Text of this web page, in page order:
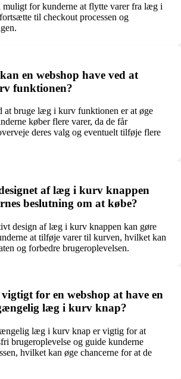
muligt for kunderne at flytte varer fra læg i
til checkout processen og
en webshop have ved at
funktionen?
at bruge læg i kurv funktionen er at øge
køber flere varer, da de får
deres valg og eventuelt tilføje flere
af læg i kurv knappen
beslutning om at købe?
design af læg i kurv knappen kan gøre
at tilføje varer til kurven, hvilket kan
og forbedre brugeroplevelsen.
for en webshop at have en
læg i kurv knap?
læg i kurv knap er vigtig for at
brugeroplevelse og guide kunderne
hvilket kan øge chancerne for at de